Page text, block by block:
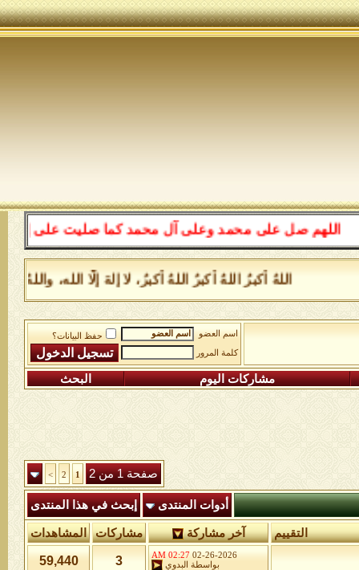
صل على محمد وعلى آل محمد كما صليت على إبراهيم
اللهُ أكبرُ اللهُ أكبرُ اللهُ أكبرُ، لا إلهَ إلَّا الله،
اسم العضو
حفظ البيانات؟
كلمة المرور
مشاركات اليوم البحث
صفحة 1 من 2 1
2
>
أدوات المنتدى إبحث في هذا المنتدى
التقييم آخر مشاركة مشاركات المشاهدات
02-26-2026
02:27 AM
بواسطة
البدوي 3
59,440